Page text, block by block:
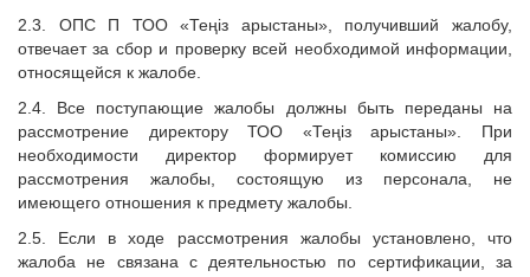
2.3. ОПС П ТОО «Теңіз арыстаны», получивший жалобу,
отвечает за сбор и проверку всей необходимой информации,
относящейся к жалобе.
2.4. Все поступающие жалобы должны быть переданы на
рассмотрение директору ТОО «Теңіз арыстаны». При
необходимости директор формирует комиссию для
рассмотрения жалобы, состоящую из персонала, не
имеющего отношения к предмету жалобы.
2.5. Если в ходе рассмотрения жалобы установлено, что
жалоба не связана с деятельностью по сертификации, за